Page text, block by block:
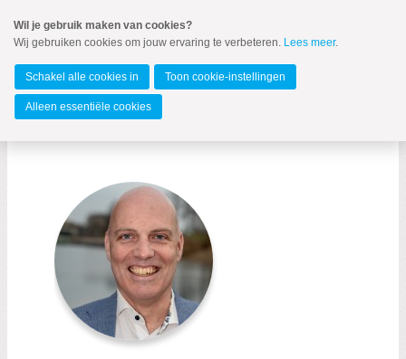
naar
Spring
de
inhoud
Spring
naar
Lelystad
MENU
Fractie
Bestuur
Word lid
Wil je gebruik maken van cookies?
Wij gebruiken cookies om jouw ervaring te verbeteren. Lees meer.
Schakel alle cookies in Toon cookie-instellingen
Alleen essentiële cookies